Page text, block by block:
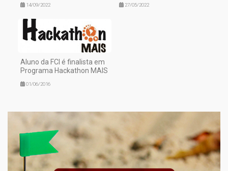
14/09/2022 27/05/2022
Aluno da FCI é finalista em
Programa Hackathon MAIS
01/06/2016